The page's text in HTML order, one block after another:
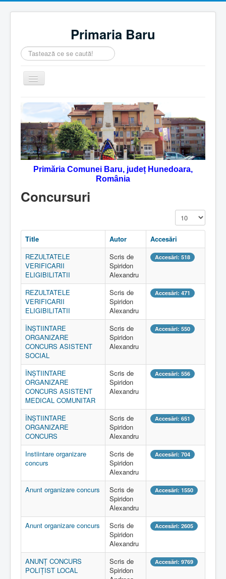
Primaria Baru
Căutare
...
Comută
navigarea
Home
Despre noi
Noutăţi
Contact
Servicii Online
Primăria Comunei Baru, județ Hunedoara,
România
Concursuri
Afișare #
Title Autor
Accesări
REZULTATELE
VERIFICARII
ELIGIBILITATII
Scris de
Spiridon
Alexandru
Accesări: 518
REZULTATELE
VERIFICARII
ELIGIBILITATII
Scris de
Spiridon
Alexandru
Accesări: 471
ÎNȘTIINTARE
ORGANIZARE
CONCURS ASISTENT
SOCIAL
Scris de
Spiridon
Alexandru
Accesări: 550
ÎNȘTIINTARE
ORGANIZARE
CONCURS ASISTENT
MEDICAL COMUNITAR
Scris de
Spiridon
Alexandru
Accesări: 556
ÎNȘTIINTARE
ORGANIZARE
CONCURS
Scris de
Spiridon
Alexandru
Accesări: 651
Instiintare organizare
concurs
Scris de
Spiridon
Alexandru
Accesări: 704
Anunt organizare concurs
Scris de
Spiridon
Alexandru
Accesări: 1550
Anunt organizare concurs
Scris de
Spiridon
Alexandru
Accesări: 2605
ANUNȚ CONCURS
POLIȚIST LOCAL
Scris de
Spiridon
Accesări: 9769